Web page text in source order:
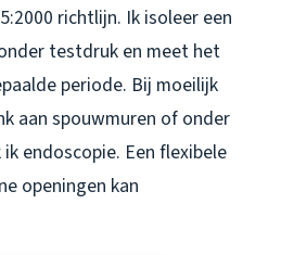
richtlijn. Ik isoleer een
testdruk en meet het
periode. Bij moeilijk
aan spouwmuren of onder
endoscopie. Een flexibele
openingen kan